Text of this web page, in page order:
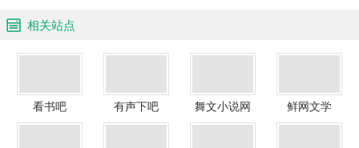
相关站点
看书吧 有声下吧 舞文小说网 鲜网文学